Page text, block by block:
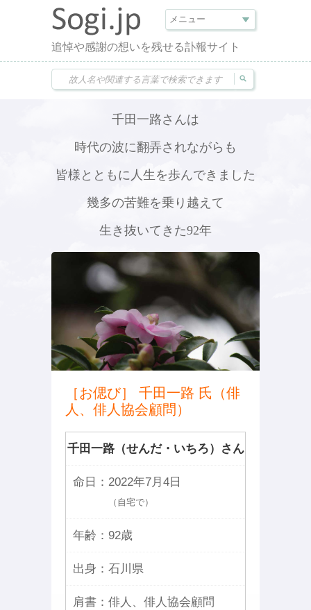
追悼や感謝の想いを残せる訃報サイト
千田一路さんは
時代の波に翻弄されながらも
皆様とともに人生を歩んできました
幾多の苦難を乗り越えて
生き抜いてきた92年
［お偲び］ 千田一路 氏（俳
人、俳人協会顧問）
千田一路（せんだ・いちろ）さん
命日： 2022年7月4日
（自宅で）
年齢： 92歳
出身： 石川県
肩書： 俳人、俳人協会顧問